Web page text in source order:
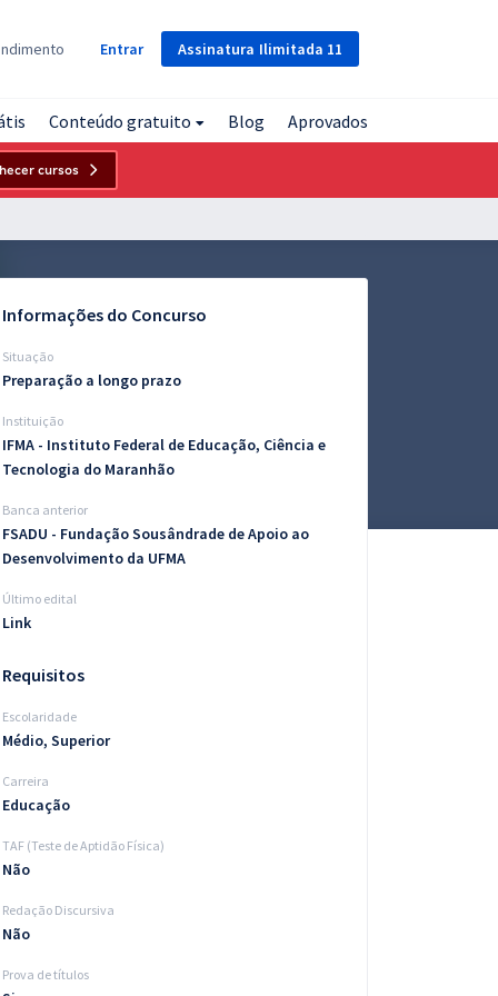
Assinatura Ilimitada 11
Entrar
Conteúdo gratuito Blog Aprovados
cursos
Informações do Concurso
Situação
Preparação a longo prazo
Instituição
IFMA - Instituto Federal de Educação, Ciência e
Tecnologia do Maranhão
Banca anterior
FSADU - Fundação Sousândrade de Apoio ao
Desenvolvimento da UFMA
Último edital
Link
Requisitos
Escolaridade
Médio, Superior
Carreira
Educação
TAF (Teste de Aptidão Física)
Não
Redação Discursiva
Não
Prova de títulos